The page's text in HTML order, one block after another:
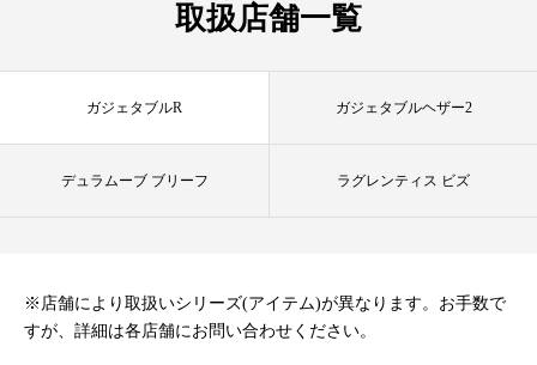
店舗情報 新着情報
取扱店舗一覧
ガジェタブルR ガジェタブルヘザー2
デュラムーブ ブリーフ ラグレンティス ビズ
※店舗により取扱いシリーズ(アイテム)が異なります。お手数で
すが、詳細は各店舗にお問い合わせください。